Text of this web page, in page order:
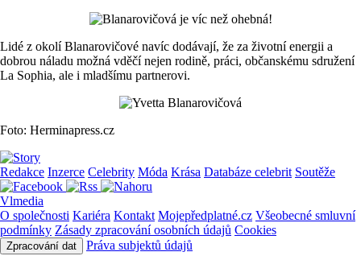
Lidé z okolí Blanarovičové navíc dodávají, že za životní energii a
dobrou náladu možná vděčí nejen rodině, práci, občanskému sdružení
La Sophia, ale i mladšímu partnerovi.
Foto: Herminapress.cz
Redakce Inzerce Celebrity Móda Krása Databáze celebrit Soutěže
Vlmedia
O společnosti Kariéra Kontakt Mojepředplatné.cz Všeobecné smluvní
podmínky Zásady zpracování osobních údajů Cookies
Zpracování dat
Práva subjektů údajů